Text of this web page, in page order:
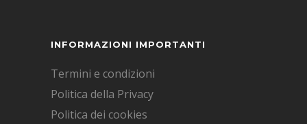
INFORMAZIONI IMPORTANTI
Termini e condizioni
Politica della Privacy
Politica dei cookies